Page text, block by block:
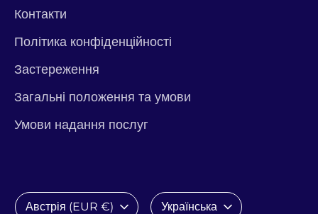
Контакти
Політика конфіденційності
Застереження
Загальні положення та умови
Умови надання послуг
Валюта
Австрія (EUR €) Мова
Українська